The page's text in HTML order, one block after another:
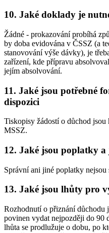
10. Jaké doklady je
Žádné - prokazování probíhá
by doba evidována v ČSSZ (a
stanovování výše dávky), je
zařízení, kde přípravu
jejím absolvování.
11. Jaké jsou potřebné
dispozici
Tiskopisy žádostí o důchod
MSSZ.
12. Jaké jsou poplatky
Správní ani jiné poplatky nejsou
13. Jaké jsou lhůty pro
Rozhodnutí o přiznání důchodu
povinen vydat nejpozději do 90
lhůta se prodlužuje o dobu, po